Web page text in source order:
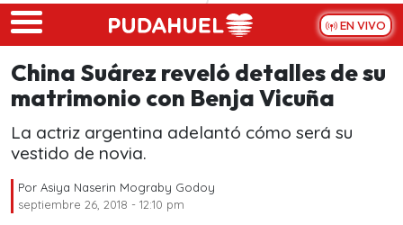
Skip to main content
EN VIVO
China Suárez reveló detalles de su
matrimonio con Benja Vicuña
La actriz argentina adelantó cómo será su
vestido de novia.
Por Asiya Naserin Mograby Godoy
septiembre 26, 2018 - 12:10 pm